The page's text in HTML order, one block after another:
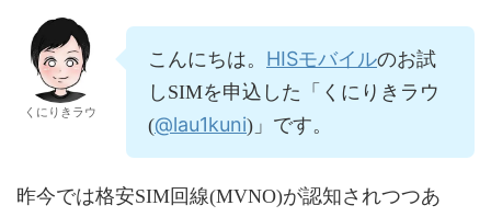
くにりきラウ
こんにちは。 HISモバイルのお試
しSIMを申込した「くにりきラウ
(@lau1kuni)」です。
昨今では格安SIM回線(MVNO)が認知されつつあ